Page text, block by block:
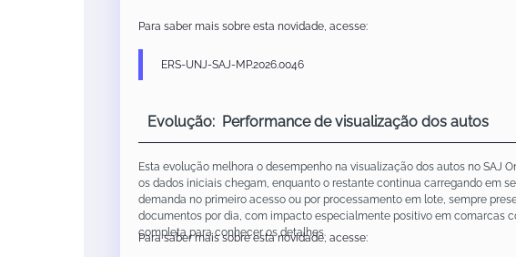
Para saber mais sobre esta novidade, acesse:
ERS-UNJ-SAJ-MP.2026.0046
Evolução: Performance de visualização dos autos
Esta evolução melhora o desempenho na visualização dos autos no SAJ
os dados iniciais chegam, enquanto o restante continua carregando em
demanda no primeiro acesso ou por processamento em lote, sempre
documentos por dia, com impacto especialmente positivo em comarcas
completa para conhecer os detalhes.
Para saber mais sobre esta novidade, acesse: